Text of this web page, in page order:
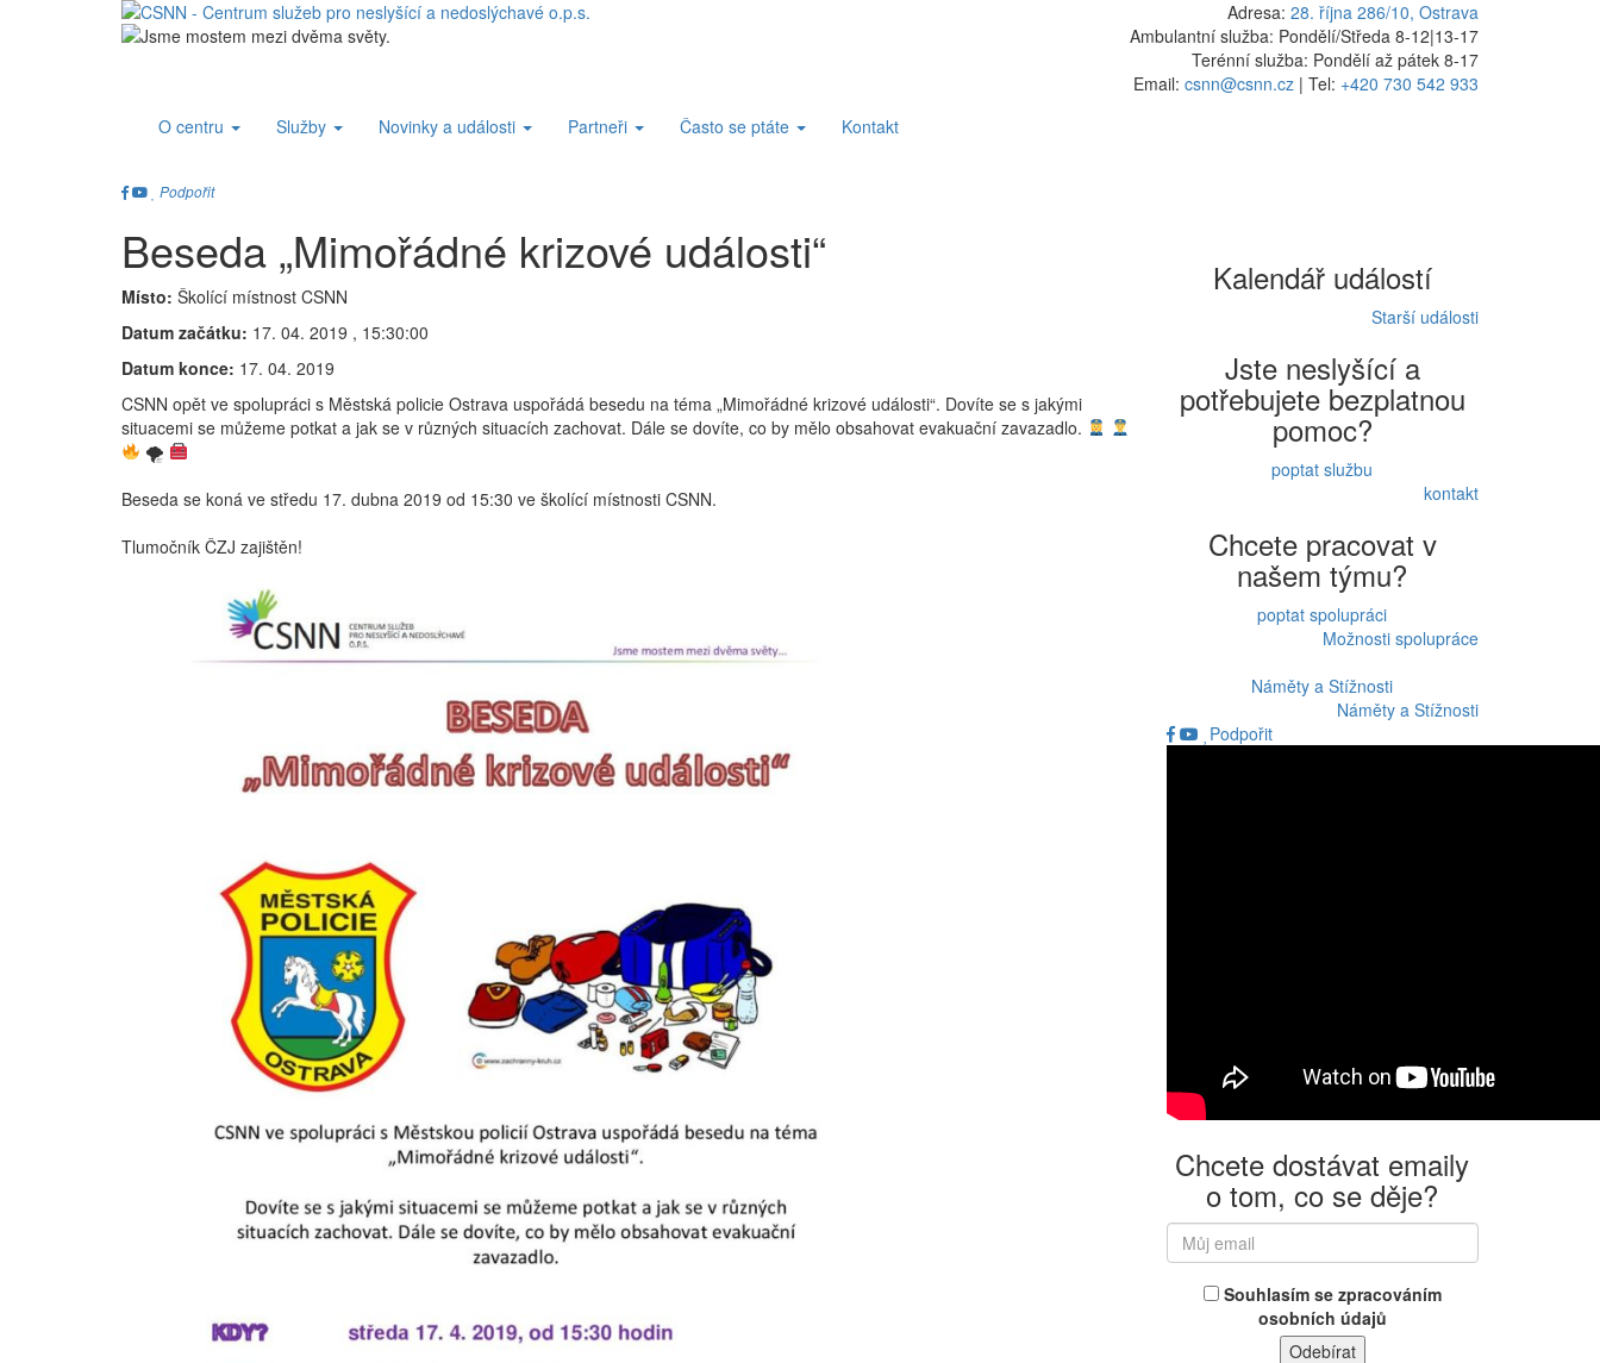
Adresa: 28. října 286/10, Ostrava
Ambulantní služba: Pondělí/Středa 8-12|13-17
Terénní služba: Pondělí až pátek 8-17
Email: csnn@csnn.cz | Tel: +420 730 542 933
O centru
Služby Novinky a události Partneři Často se ptáte Kontakt
Podpořit
Beseda „Mimořádné krizové události“
Místo: Školící místnost CSNN
Datum začátku: 17. 04. 2019 , 15:30:00
Datum konce: 17. 04. 2019
CSNN opět ve spolupráci s Městská policie Ostrava uspořádá besedu na téma „Mimořádné krizové události“. Dovíte se s jakými
situacemi se můžeme potkat a jak se v různých situacích zachovat. Dále se dovíte, co by mělo obsahovat evakuační zavazadlo.
🌪
Beseda se koná ve středu 17. dubna 2019 od 15:30 ve školící místnosti CSNN.
Tlumočník ČZJ zajištěn!
Kalendář událostí
Starší události
Jste neslyšící a
potřebujete bezplatnou
pomoc?
poptat službu
kontakt
Chcete pracovat v
našem týmu?
poptat spolupráci
Možnosti spolupráce
Náměty a Stížnosti
Náměty a Stížnosti
Podpořit
Chcete dostávat emaily
o tom, co se děje?
Souhlasím se zpracováním
osobních údajů